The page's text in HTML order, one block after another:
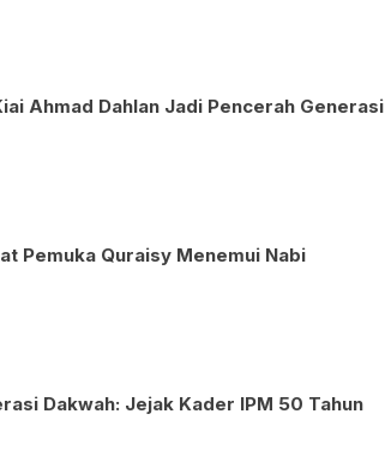
Ahmad Dahlan Jadi Pencerah Generasi
Pemuka Quraisy Menemui Nabi
Dakwah: Jejak Kader IPM 50 Tahun